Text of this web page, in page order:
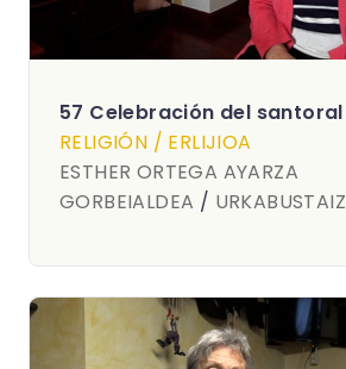
57 Celebración del santoral
RELIGIÓN / ERLIJIOA
ESTHER ORTEGA AYARZA
GORBEIALDEA / URKABUSTAIZ